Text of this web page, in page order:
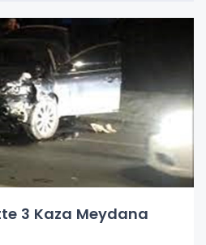
3 Kaza Meydana